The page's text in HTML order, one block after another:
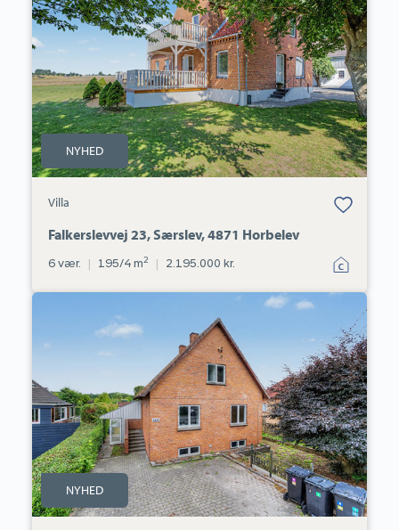
Særslev,
4871
Horbelev
NYHED
Villa
Bolig er gemt
under dine
Falkerslevvej 23, Særslev, 4871 Horbelev
6 vær. | 195/4 m2 | 2.195.000 kr.
Gaabensevej
228,
Nykøbing
F
NYHED